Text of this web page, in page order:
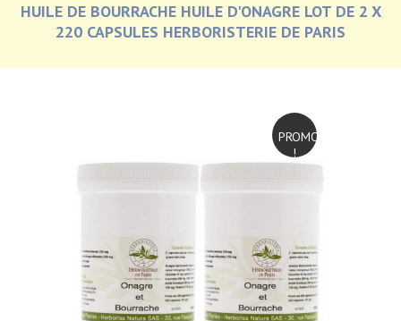
HUILE DE BOURRACHE HUILE D'ONAGRE LOT DE 2 X
220 CAPSULES HERBORISTERIE DE PARIS
PROMO
!